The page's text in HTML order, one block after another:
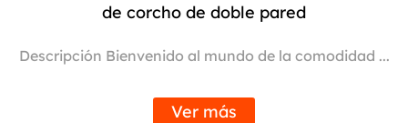
de corcho de doble pared
Descripción Bienvenido al mundo de la comodidad ...
Ver más